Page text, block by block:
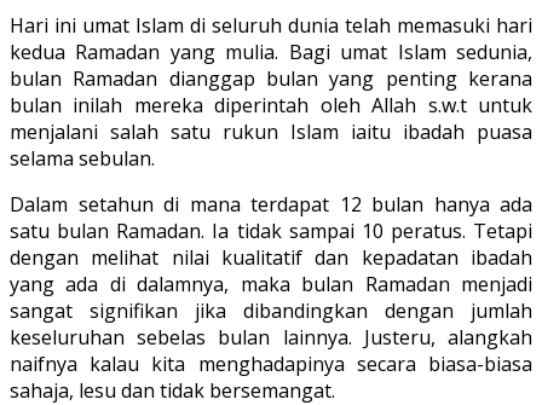
Hari ini umat Islam di seluruh dunia telah memasuki hari
kedua Ramadan yang mulia. Bagi umat Islam sedunia,
bulan Ramadan dianggap bulan yang penting kerana
bulan inilah mereka diperintah oleh Allah s.w.t untuk
menjalani salah satu rukun Islam iaitu ibadah puasa
selama sebulan.
Dalam setahun di mana terdapat 12 bulan hanya ada
satu bulan Ramadan. Ia tidak sampai 10 peratus. Tetapi
dengan melihat nilai kualitatif dan kepadatan ibadah
yang ada di dalamnya, maka bulan Ramadan menjadi
sangat signifikan jika dibandingkan dengan jumlah
keseluruhan sebelas bulan lainnya. Justeru, alangkah
naifnya kalau kita menghadapinya secara biasa-biasa
sahaja, lesu dan tidak bersemangat.